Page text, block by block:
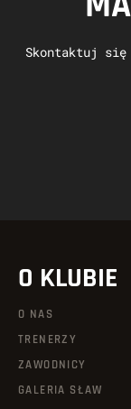
Skontaktuj
O KLUBIE
O NAS
TRENERZY
ZAWODNICY
GALERIA SŁAW